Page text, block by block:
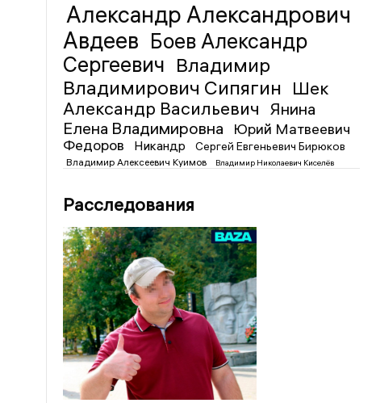
Александр Александрович
Авдеев Боев Александр
Сергеевич Владимир
Владимирович Сипягин Шек
Александр Васильевич
Янина
Елена Владимировна
Юрий Матвеевич
Федоров
Никандр Сергей Евгеньевич Бирюков
Владимир Алексеевич Куимов Владимир Николаевич Киселёв
Расследования